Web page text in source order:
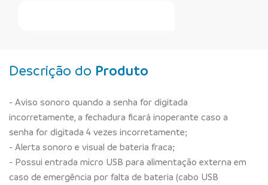
Descrição do Produto
- Aviso sonoro quando a senha for digitada
incorretamente, a fechadura ficará inoperante caso a
senha for digitada 4 vezes incorretamente;
- Alerta sonoro e visual de bateria fraca;
- Possui entrada micro USB para alimentação externa em
caso de emergência por falta de bateria (cabo USB